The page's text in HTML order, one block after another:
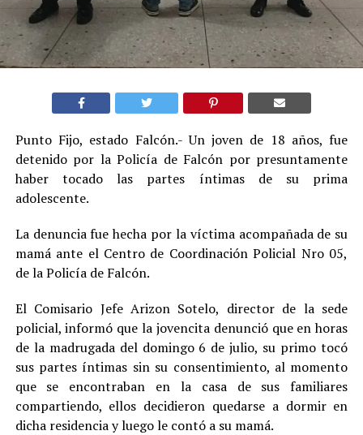
Punto Fijo, estado Falcón.- Un joven de 18 años, fue
detenido por la Policía de Falcón por presuntamente
haber tocado las partes íntimas de su prima
adolescente.
La denuncia fue hecha por la víctima acompañada de su
mamá ante el Centro de Coordinación Policial Nro 05,
de la Policía de Falcón.
El Comisario Jefe Arizon Sotelo, director de la sede
policial, informó que la jovencita denunció que en horas
de la madrugada del domingo 6 de julio, su primo tocó
sus partes íntimas sin su consentimiento, al momento
que se encontraban en la casa de sus familiares
compartiendo, ellos decidieron quedarse a dormir en
dicha residencia y luego le contó a su mamá.